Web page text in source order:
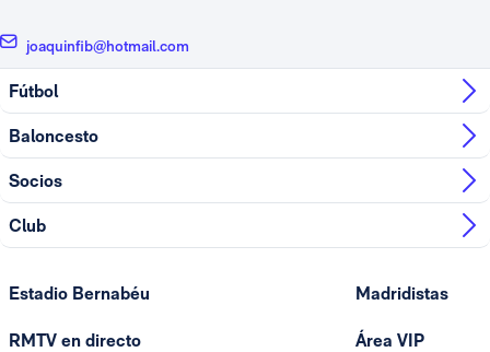
joaquinfib@hotmail.com
Fútbol
Baloncesto
Socios
Club
Estadio Bernabéu
RMTV en directo
Madridistas
Área VIP